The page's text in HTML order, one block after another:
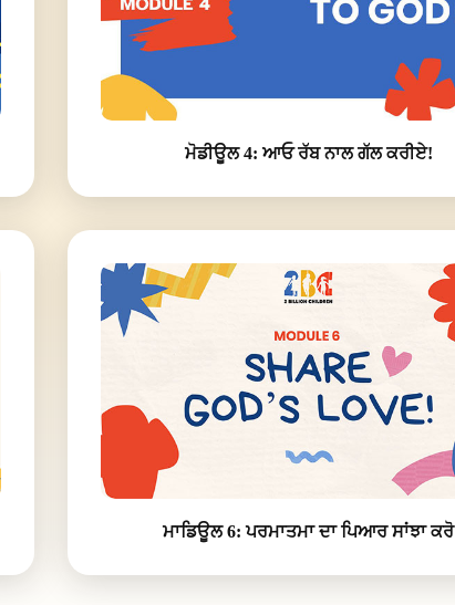
ਮੋਡੀਊਲ 4: ਆਓ ਰੱਬ ਨਾਲ ਗੱਲ ਕਰੀਏ!
ਮਾਡਿਊਲ 6: ਪਰਮਾਤਮਾ ਦਾ ਪਿਆਰ ਸਾਂਝਾ ਕਰੋ